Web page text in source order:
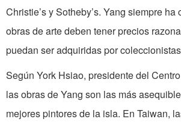
Christie’s y Sotheby’s. Yang siempre
obras de arte deben tener precios
puedan ser adquiridas por
Según York Hsiao, presidente del
las obras de Yang son las más
mejores pintores de la isla. En Taiwan,